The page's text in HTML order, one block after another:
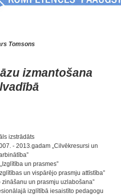
Tomsons
izmantošana
izstrādāts
- 2013.gadam „Cilvēkresursi un
un prasmes”
un vispārējo prasmju attīstība”
zināšanu un prasmju uzlabošana”
izglītībā iesaistīto pedagogu